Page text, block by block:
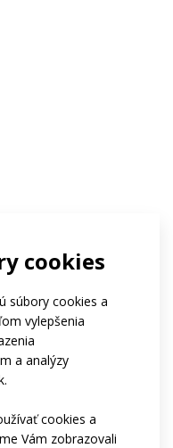
cookies
súbory cookies a
vylepšenia
a analýzy
cookies a
Vám zobrazovali
pre väčšie
na chvost.